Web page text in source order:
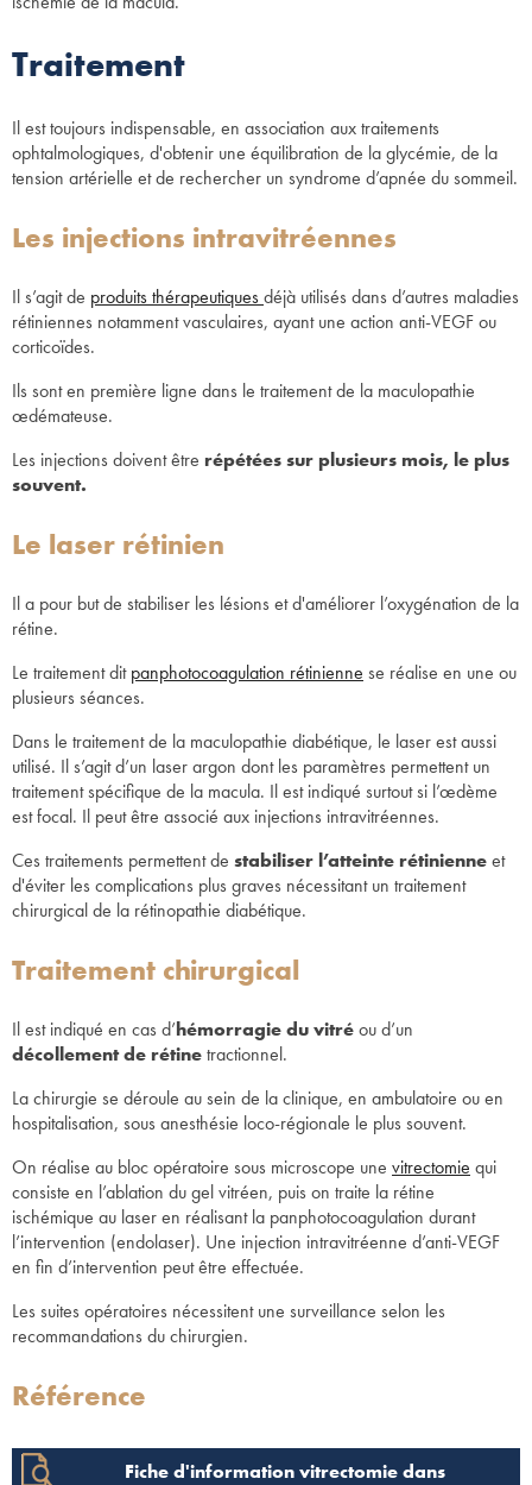
Traitement
Il est toujours indispensable, en association aux traitements
ophtalmologiques, d'obtenir une équilibration de la glycémie, de la
tension artérielle et de rechercher un syndrome d’apnée du sommeil.
Les injections intravitréennes
Il s’agit de produits thérapeutiquesdéjà utilisés dans d’autres maladies
rétiniennes notamment vasculaires, ayant une action anti-VEGF ou
corticoïdes.
Ils sont en première ligne dans le traitement de la maculopathie
œdémateuse.
Les injections doivent être répétées sur plusieurs mois, le plus
souvent.
Le laser rétinien
Il a pour but de stabiliser les lésions et d'améliorer l’oxygénation de la
rétine.
Le traitement ditpanphotocoagulation rétinienne se réalise en une ou
plusieurs séances.
Dans le traitement de la maculopathie diabétique, le laser est aussi
utilisé. Il s’agit d’un laser argon dont les paramètres permettent un
traitement spécifique de la macula. Il est indiqué surtout si l’œdème
est focal. Il peut être associé aux injections intravitréennes.
Ces traitements permettent de stabiliser l’atteinte rétinienneet
d'éviter les complications plus graves nécessitant un traitement
chirurgical de la rétinopathie diabétique.
Traitement chirurgical
Il est indiqué en cas d’hémorragie du vitréou d’un
décollement de rétinetractionnel.
La chirurgie se déroule au sein de la clinique, en ambulatoire ou en
hospitalisation, sous anesthésie loco-régionale le plus souvent.
On réalise au bloc opératoire sous microscope une vitrectomie qui
consiste en l’ablation du gel vitréen, puis on traite la rétine
ischémique au laser en réalisant la panphotocoagulation durant
l’intervention (endolaser). Une injection intravitréenne d’anti-VEGF
en fin d’intervention peut être effectuée.
Les suites opératoires nécessitent une surveillance selon les
recommandations du chirurgien.
Référence
Fiche d'information vitrectomie dans